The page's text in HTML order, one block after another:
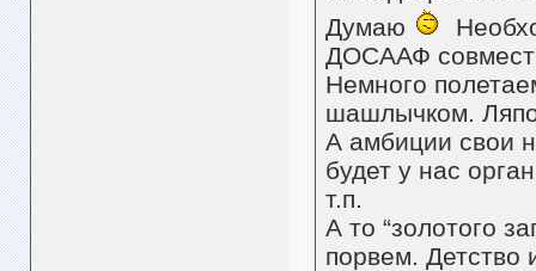
Думаю
ДОСААФ
Немного
шашлычком.
А амбиции свои
будет у нас
т.п.
А то “золотого
порвем. Детство